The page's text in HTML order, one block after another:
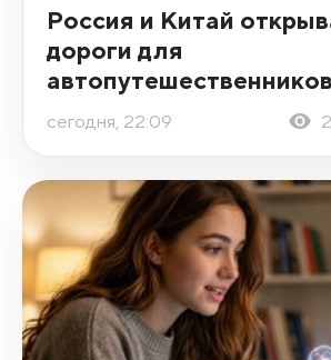
Россия и Китай
дороги для
автопутешественников
сегодня, 22:09